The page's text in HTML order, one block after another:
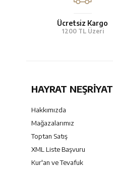
Ücretsiz Kargo
1200 TL Üzeri
HAYRAT NEŞRIYAT
Hakkımızda
Mağazalarımız
Toptan Satış
XML Liste Başvuru
Kur'an ve Tevafuk